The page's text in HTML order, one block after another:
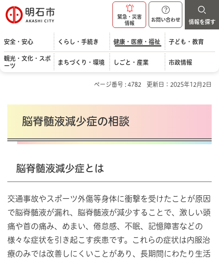
明石市
緊急・災害
情報
お問い合わせ 情報を探す
安全・安心 くらし・手続き 健康・医療・福祉 子ども・教育
観光・文化・スポ
ーツ
まちづくり・環境 しごと・産業 市政情報
ページ番号 : 4782 更新日：2025年12月2日
脳脊髄液減少症の相談
脳脊髄液減少症とは
交通事故やスポーツ外傷等身体に衝撃を受けたことが原因
で脳脊髄液が漏れ、脳脊髄液が減少することで、激しい頭
痛や首の痛み、めまい、倦怠感、不眠、記憶障害などの
様々な症状を引き起こす疾患です。これらの症状は内服治
療のみでは改善しにくいことがあり、長期間にわたり生活